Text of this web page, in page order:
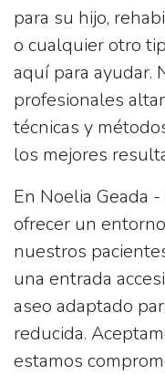
para su hijo,
o cualquier otro
aquí para ayudar.
profesionales
técnicas y
los mejores
En Noelia Geada
ofrecer un
nuestros
una entrada
aseo adaptado
reducida.
estamos